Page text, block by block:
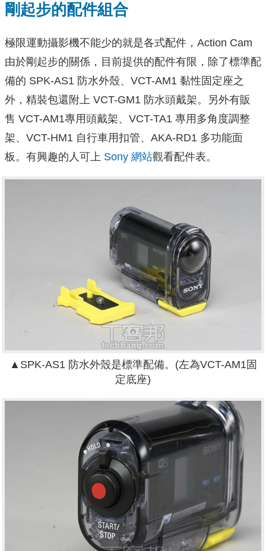
剛起步的配件組合
極限運動攝影機不能少的就是各式配件，Action Cam
由於剛起步的關係，目前提供的配件有限，除了標準配
備的 SPK-AS1 防水外殼、VCT-AM1 黏性固定座之
外，精裝包還附上 VCT-GM1 防水頭戴架。另外有販
售 VCT-AM1專用頭戴架、VCT-TA1 專用多角度調整
架、VCT-HM1 自行車用扣管、AKA-RD1 多功能面
板。有興趣的人可上 Sony 網站觀看配件表。
▲ SPK-AS1 防水外殼是標準配備。(左為VCT-AM1固
定底座)